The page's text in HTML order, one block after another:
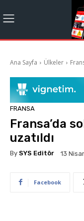
Ana Sayfa Ülkeler
FRANSA
Fransa’da
uzatıldı
By SYS Editör 13
Facebook